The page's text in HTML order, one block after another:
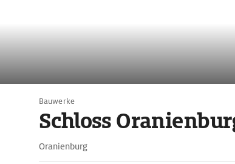
Bauwerke
Schloss
Oranienburg